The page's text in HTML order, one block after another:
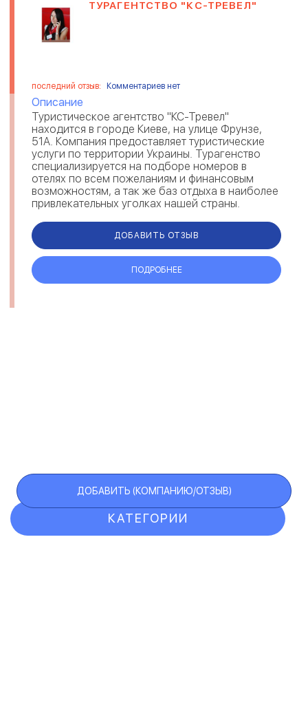
ТУРАГЕНТСТВО "КС-ТРЕВЕЛ"
последний отзыв: Комментариев нет
Описание
Туристическое агентство "КС-Тревел"
находится в городе Киеве, на улице Фрунзе,
51А. Компания предоставляет туристические
услуги по территории Украины. Турагенство
специализируется на подборе номеров в
отелях по всем пожеланиям и финансовым
возможностям, а так же баз отдыха в наиболее
привлекательных уголках нашей страны.
многол...
ДОБАВИТЬ ОТЗЫВ
ПОДРОБНЕЕ
КАТЕГОРИИ
ДОБАВИТЬ (КОМПАНИЮ/ОТЗЫВ)